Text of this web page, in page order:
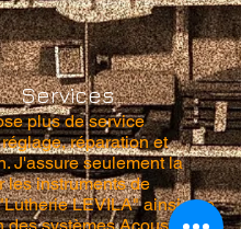
Services
plus de service
réparation et
J'assure seulement la
les instruments de
LEVILA" ainsi que